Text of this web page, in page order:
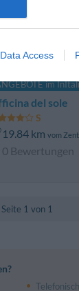
Data Access
19.99 km
im
del sole
19.84 km vom
0 Bewertungen
Seite 1 von 1